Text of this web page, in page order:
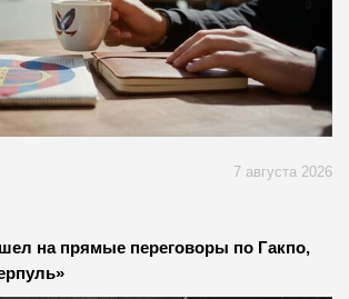
7 августа 2026
на прямые переговоры по Гакпо,